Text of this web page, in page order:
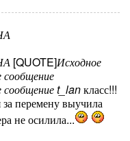
[QUOTE]Исходное
сообщение
сообщение t_lanкласс!!!
перемену выучила
не осилила...